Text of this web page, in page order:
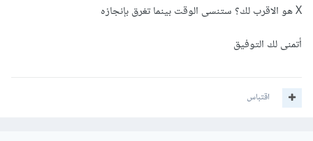
X هو الاقرب لك؟ ستنسى الوقت بينما تغرق بإنجازه
أتمنى لك التوفيق
اقتباس